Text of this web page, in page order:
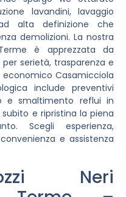
lavandini, lavaggio
alta definizione che
demolizioni. La nostra
è apprezzata da
serietà, trasparenza e
economico Casamicciola
include preventivi
e smaltimento reflui in
e ripristina la piena
Scegli esperienza,
e assistenza
Neri